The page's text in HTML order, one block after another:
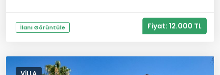
İlanı Görüntüle Fiyat: 12.000 TL
VILLA